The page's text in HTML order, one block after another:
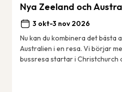
Nya Zeeland och
3 okt-3 nov 2026
Nu kan du kombinera det bästa
Australien i en resa. Vi börjar
bussresa startar i Christchurch